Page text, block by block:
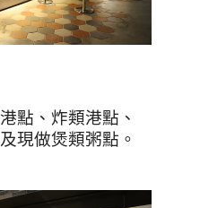
點、炸類港點、
現做煲類粥點。